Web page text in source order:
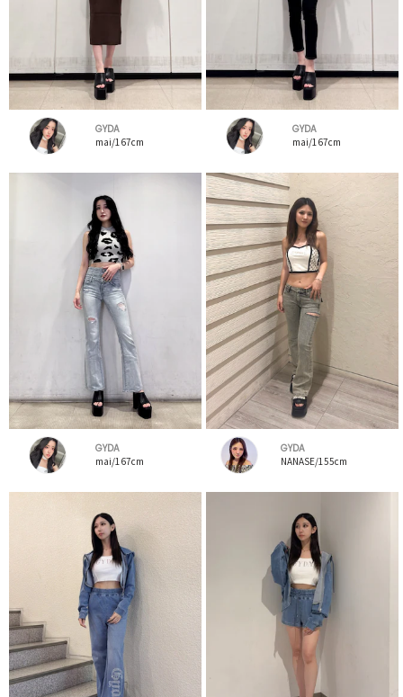
GYDA
mai/167cm
GYDA
mai/167cm
GYDA
mai/167cm
GYDA
NANASE/155cm